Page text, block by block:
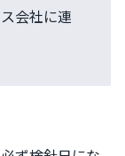
会社に連